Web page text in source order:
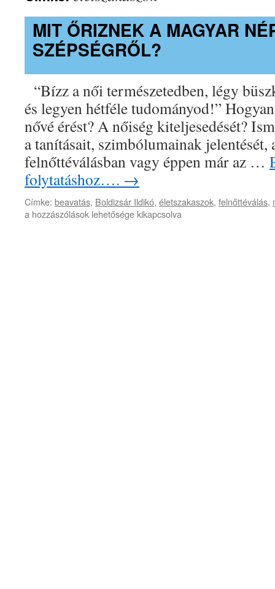
MIT ŐRIZNEK A MAGYAR
SZÉPSÉGRŐL?
“Bízz a női természetedben, légy
és legyen hétféle tudományod!”
nővé érést? A nőiség kiteljesedését?
a tanításait, szimbólumainak jelentését,
felnőttéválásban vagy éppen már az …
folytatáshoz…. →
Címke: beavatás, Boldizsár Ildikó, életszakaszok, felnőttéválás,
Mit
a hozzászólások lehetősége kikapcsolva